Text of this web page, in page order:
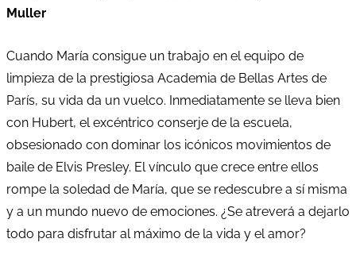
Muller
Cuando María consigue un trabajo en el equipo de
limpieza de la prestigiosa Academia de Bellas Artes de
París, su vida da un vuelco. Inmediatamente se lleva bien
con Hubert, el excéntrico conserje de la escuela,
obsesionado con dominar los icónicos movimientos de
baile de Elvis Presley. El vínculo que crece entre ellos
rompe la soledad de María, que se redescubre a sí misma
y a un mundo nuevo de emociones. ¿Se atreverá a dejarlo
todo para disfrutar al máximo de la vida y el amor?